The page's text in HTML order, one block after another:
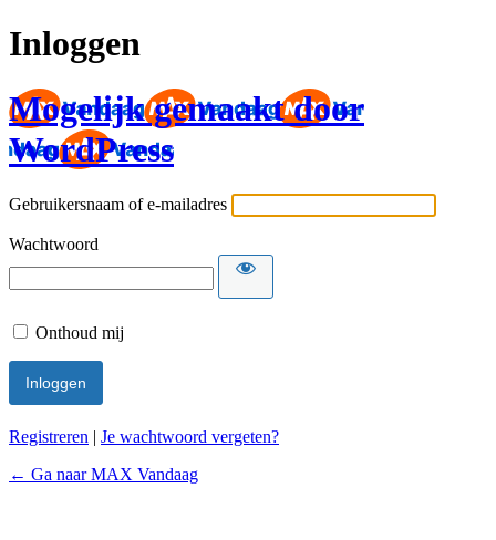
Inloggen
Mogelijk gemaakt door
WordPress
Gebruikersnaam of e-mailadres
Wachtwoord
Onthoud mij
Registreren | Je wachtwoord vergeten?
← Ga naar MAX Vandaag